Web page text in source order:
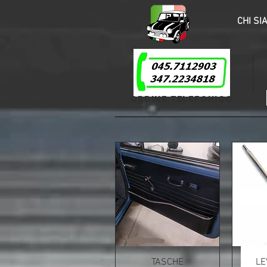
HOME CHI
ORDINE TELEFONICO
TASCHE